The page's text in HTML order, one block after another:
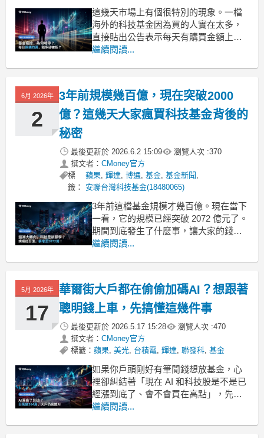
這幾天市場上有個很特別的現象。一檔
海外的科技基金因為買的人實在太多，
直接貼出公告表示每天有購買金額上
限，超過就不收了。這聽起來很違反直
受傷害的糾結心態。
想搭 AI 列車，為什麼大家選擇把錢交給
別人管？
繼續閱讀...
6月 2026年
2
3年前規模幾百億，現在突破2000
億？這幾天大家瘋買科技基金背後的
秘密
最後更新於 2026.6.2 15:09 瀏覽人次 :370
撰文者： CMoney官方
標
籤：
蘋果, 輝達, 博通, 基金, 基金新聞 ,
安聯台灣科技基金(18480065)
3年前這檔基金規模才幾百億。現在當下
一看，它的規模已經突破 2072 億元了。
期間到底發生了什麼事，讓大家的錢像
水庫洩洪一樣湧入？
最新觀察到一個很有趣的現象，市場上
的資金正在經歷一場大換位。前陣子因
為大環境比較多不確定性，很多人把錢
繼續閱讀...
5月 2026年
17
華爾街大戶都在偷偷加碼AI？想跟著
聰明錢上車，先搞懂這幾件事
最後更新於 2026.5.17 15:28 瀏覽人次 :470
撰文者： CMoney官方
標籤： 蘋果, 美光, 台積電, 輝達, 聯發科, 基金
如果你戶頭剛好有筆閒錢想放基金，心
裡卻糾結著「現在 AI 和科技股是不是已
經漲到底了、會不會買在高點」，先停
3 分鐘看完這篇。
繼續閱讀...